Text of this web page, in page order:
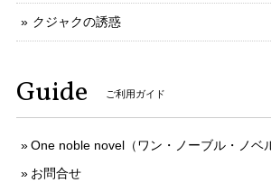
クジャクの誘惑
Guide ご利用ガイド
One noble novel（ワン・ノーブル・ノベ
お問合せ